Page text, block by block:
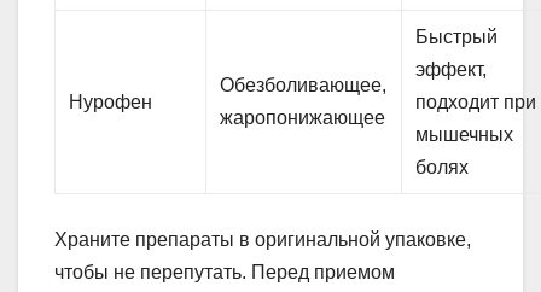
Нурофен
Обезболивающее,
жаропонижающее
Быстрый
эффект,
подходит при
мышечных
болях
Храните препараты в оригинальной упаковке,
чтобы не перепутать. Перед приемом